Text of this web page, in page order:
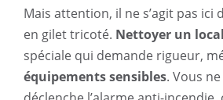
Mais attention, il ne s’agit pas
en gilet tricoté. Nettoyer un
spéciale qui demande rigueur,
équipements sensibles. Vous